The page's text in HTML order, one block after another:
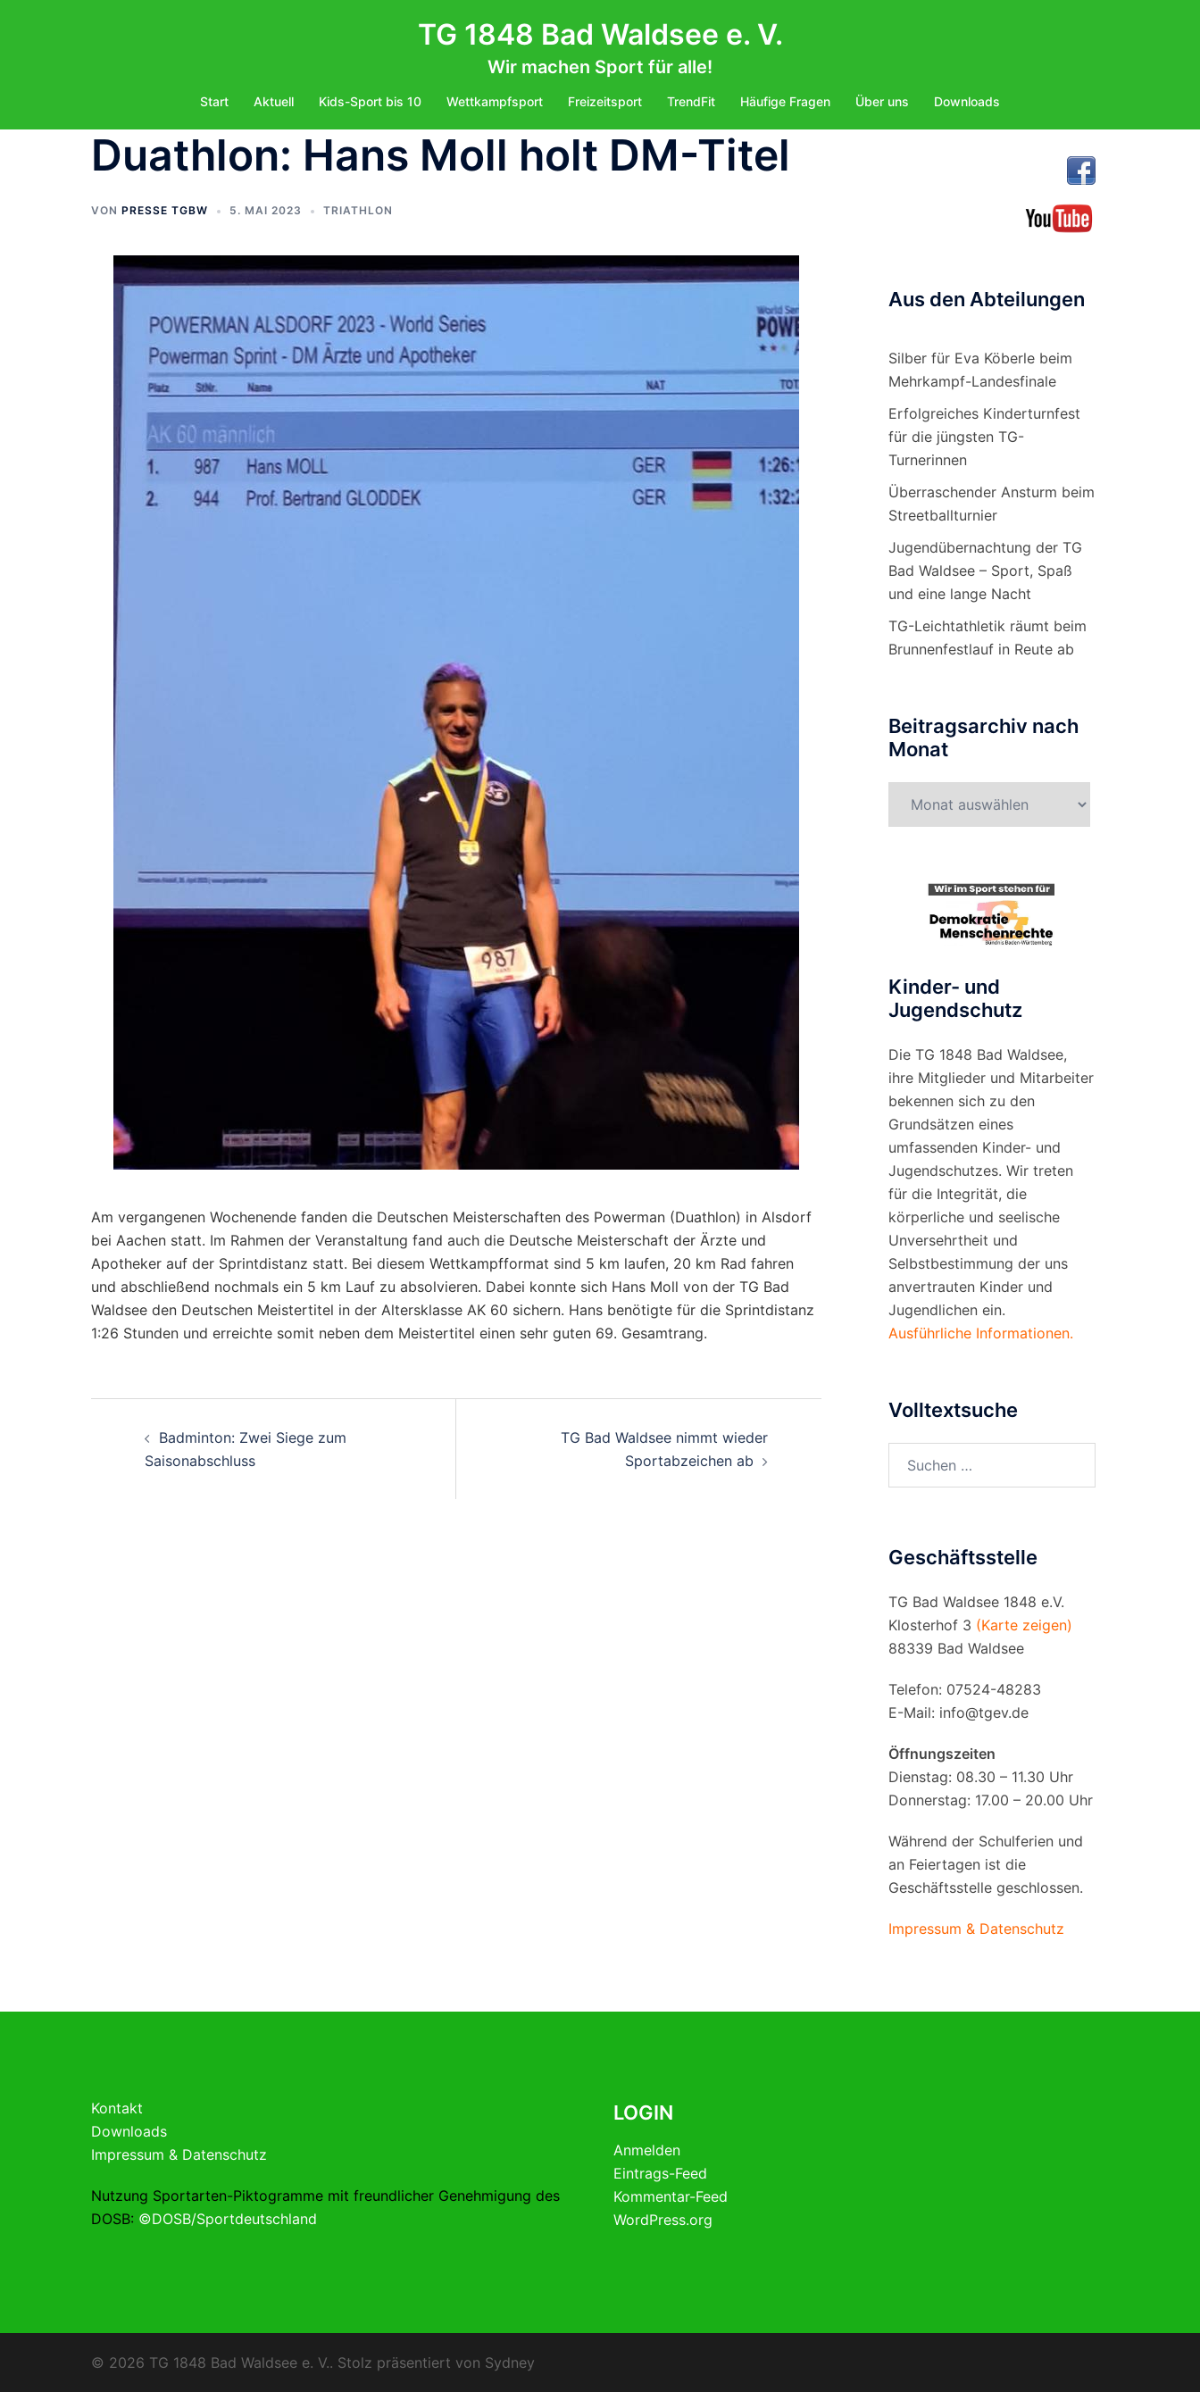
TG 1848 Bad Waldsee e. V.
Wir machen Sport für alle!
Start Aktuell Kids-Sport bis 10 Wettkampfsport Freizeitsport TrendFit Häufige Fragen Über uns Downloads
Duathlon: Hans Moll holt DM-Titel
VON PRESSE TGBW 5. MAI 2023 TRIATHLON
Am vergangenen Wochenende fanden die Deutschen Meisterschaften des Powerman (Duathlon) in Alsdorf
bei Aachen statt. Im Rahmen der Veranstaltung fand auch die Deutsche Meisterschaft der Ärzte und
Apotheker auf der Sprintdistanz statt. Bei diesem Wettkampfformat sind 5 km laufen, 20 km Rad fahren
und abschließend nochmals ein 5 km Lauf zu absolvieren. Dabei konnte sich Hans Moll von der TG Bad
Waldsee den Deutschen Meistertitel in der Altersklasse AK 60 sichern. Hans benötigte für die Sprintdistanz
1:26 Stunden und erreichte somit neben dem Meistertitel einen sehr guten 69. Gesamtrang.
Badminton: Zwei Siege zum
Saisonabschluss
TG Bad Waldsee nimmt wieder
Sportabzeichen ab
Aus den Abteilungen
Silber für Eva Köberle beim
Mehrkampf-Landesfinale
Erfolgreiches Kinderturnfest
für die jüngsten TG-
Turnerinnen
Überraschender Ansturm beim
Streetballturnier
Jugendübernachtung der TG
Bad Waldsee – Sport, Spaß
und eine lange Nacht
TG-Leichtathletik räumt beim
Brunnenfestlauf in Reute ab
Beitragsarchiv nach
Monat
nach
Kinder- und
Jugendschutz
Die TG 1848 Bad Waldsee,
ihre Mitglieder und Mitarbeiter
bekennen sich zu den
Grundsätzen eines
umfassenden Kinder- und
Jugendschutzes. Wir treten
für die Integrität, die
körperliche und seelische
Unversehrtheit und
Selbstbestimmung der uns
anvertrauten Kinder und
Jugendlichen ein.
Ausführliche Informationen.
Volltextsuche
nach:
Geschäftsstelle
TG Bad Waldsee 1848 e.V.
Klosterhof 3 (Karte zeigen)
88339 Bad Waldsee
Telefon: 07524-48283
E-Mail: info@tgev.de
Öffnungszeiten
Dienstag: 08.30 – 11.30 Uhr
Donnerstag: 17.00 – 20.00 Uhr
Während der Schulferien und
an Feiertagen ist die
Geschäftsstelle geschlossen.
Impressum & Datenschutz
Kontakt
Downloads
Impressum & Datenschutz
Nutzung Sportarten-Piktogramme mit freundlicher Genehmigung des
DOSB: ©DOSB/Sportdeutschland
LOGIN
Anmelden
Eintrags-Feed
Kommentar-Feed
WordPress.org
© 2026 TG 1848 Bad Waldsee e. V.. Stolz präsentiert von Sydney